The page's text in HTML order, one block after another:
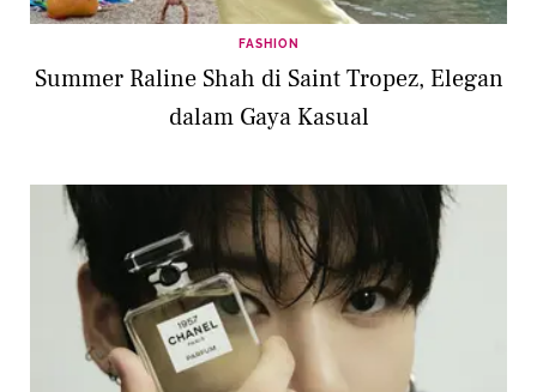
FASHION
Summer Raline Shah di Saint Tropez, Elegan
dalam Gaya Kasual